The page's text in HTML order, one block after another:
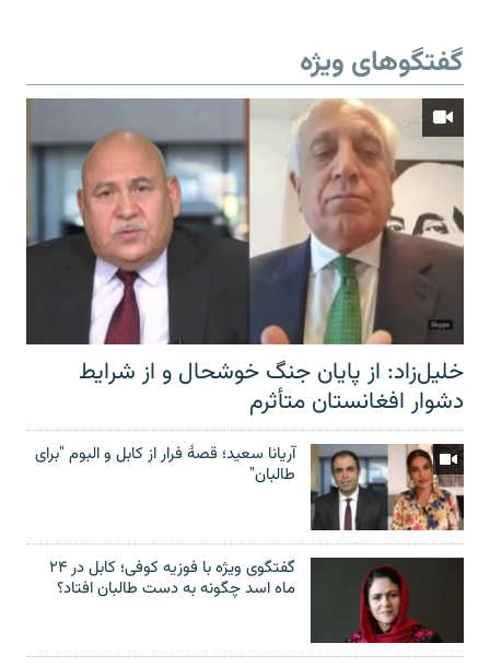
گفتگوهای ویژه
خلیل‌زاد: از پایان جنگ خوشحال و از شرایط
دشوار افغانستان متأثرم
آریانا سعید؛ قصۀ فرار از کابل و البوم "برای
طالبان"
گفتگوی ویژه با فوزیه کوفی؛ کابل در ۲۴
ماه اسد چگونه به دست طالبان افتاد؟